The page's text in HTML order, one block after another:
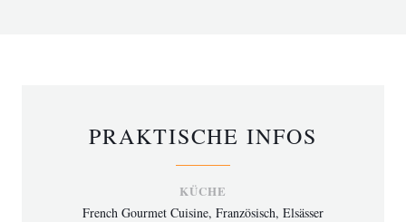
PRAKTISCHE INFOS
KÜCHE
French Gourmet Cuisine, Französisch, Elsässer